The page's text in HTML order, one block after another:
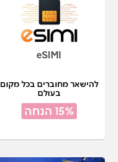
eSIMI
להישאר מחוברים בכל מקום
בעולם
15% הנחה